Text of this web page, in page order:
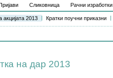
акцијата 2013 Кратки поучни приказни
Сликовница Рачни изработки
на дар 2013